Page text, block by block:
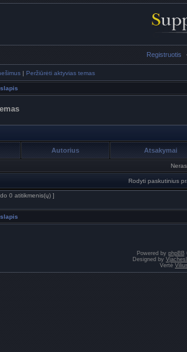
Registruotis
| Peržiūrėti aktyvias temas
Autorius Atsakymai
Rodyti paskutinius
0 atitikmenis(ų) ]
Powered by phpBB
Designed by
Vertė